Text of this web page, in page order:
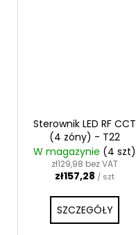
Sterownik LED RF CCT
(4 zóny) - T22
W magazynie (4 szt)
zł129,98 bez VAT
zł157,28 / szt
SZCZEGÓŁY